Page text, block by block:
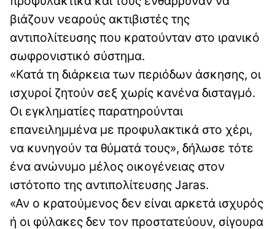
βιάζουν νεαρούς ακτιβιστές της
αντιπολίτευσης που κρατούνταν στο ιρανικό
σωφρονιστικό σύστημα.
«Κατά τη διάρκεια των περιόδων άσκησης, οι
ισχυροί ζητούν σεξ χωρίς κανένα δισταγμό.
Οι εγκληματίες παρατηρούνται
επανειλημμένα με προφυλακτικά στο χέρι,
να κυνηγούν τα θύματά τους», δήλωσε τότε
ένα ανώνυμο μέλος οικογένειας στον
ιστότοπο της αντιπολίτευσης Jaras.
«Αν ο κρατούμενος δεν είναι αρκετά ισχυρός
ή οι φύλακες δεν τον προστατεύουν, σίγουρα